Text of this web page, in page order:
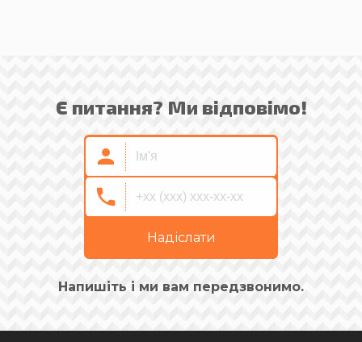
Є питання? Ми відповімо!
Надіслати
Напишіть і ми вам передзвонимо.